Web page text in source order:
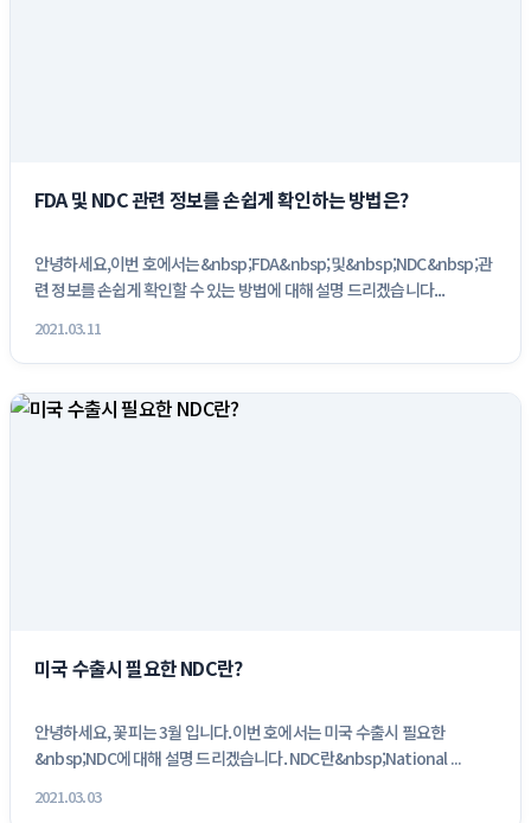
FDA 및 NDC 관련 정보를 손쉽게 확인하는 방법은?
안녕하세요,이번 호에서는&nbsp;FDA&nbsp;및&nbsp;NDC&nbsp;관
련 정보를 손쉽게 확인할 수 있는 방법에 대해 설명 드리겠습니다...
2021.03.11
미국 수출시 필요한 NDC란?
안녕하세요, 꽃피는 3월 입니다.이번 호에서는 미국 수출시 필요한
&nbsp;NDC에 대해 설명 드리겠습니다. NDC란&nbsp;National ...
2021.03.03